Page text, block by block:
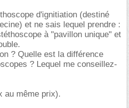
d'ignitiation (destiné
et ne sais lequel prendre :
à "pavillon unique" et
? Quelle est la différence
? Lequel me conseillez-
au même prix).